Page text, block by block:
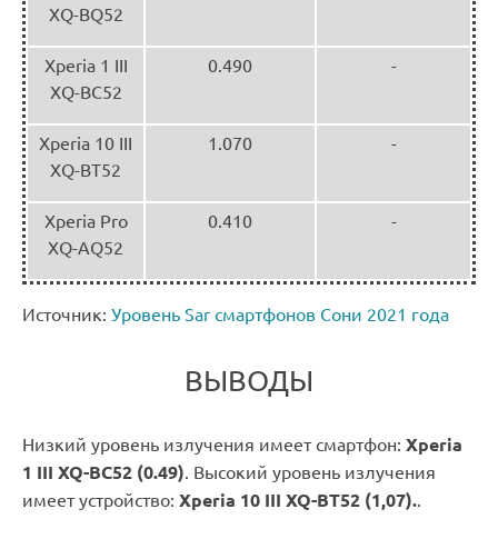
XQ-BQ52
Xperia 1 III
XQ-BC52
0.490 -
Xperia 10 III
XQ-BT52
1.070 -
Xperia Pro
XQ-AQ52
0.410 -
Источник: Уровень Sar смартфонов Сони 2021 года
ВЫВОДЫ
Низкий уровень излучения имеет смартфон: Xperia
1 III XQ-BC52 (0.49). Высокий уровень излучения
имеет устройство: Xperia 10 III XQ-BT52 (1,07)..